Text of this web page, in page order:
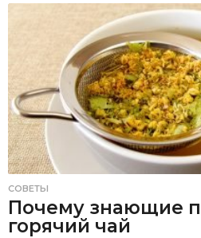
СОВЕТЫ
Почему знающие
горячий чай